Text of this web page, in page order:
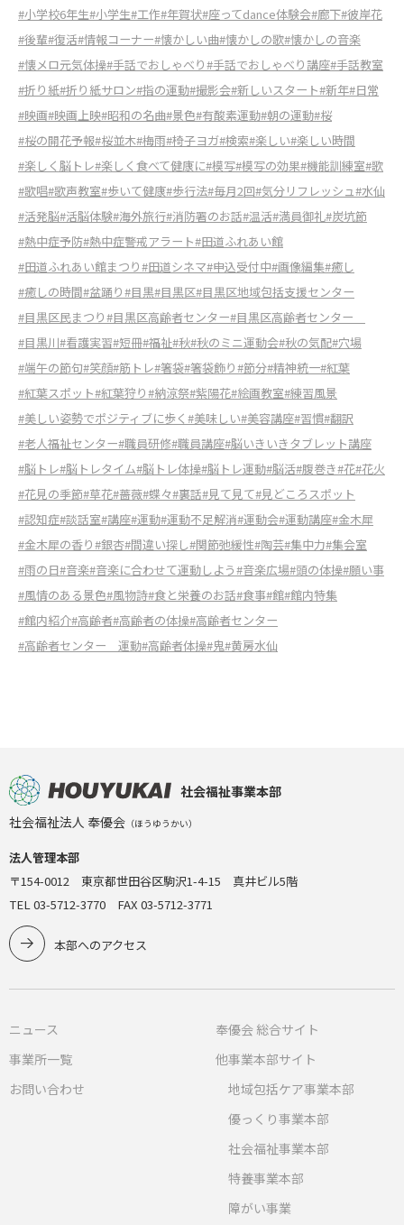
#小学校6年生#小学生#工作#年賀状#座ってdance体験会#廊下#彼岸花
#後輩#復活#情報コーナー#懐かしい曲#懐かしの歌#懐かしの音楽
#懐メロ元気体操#手話でおしゃべり#手話でおしゃべり講座#手話教室
#折り紙#折り紙サロン#指の運動#撮影会#新しいスタート#新年#日常
#映画#映画上映#昭和の名曲#景色#有酸素運動#朝の運動#桜
#桜の開花予報#桜並木#梅雨#椅子ヨガ#検索#楽しい#楽しい時間
#楽しく脳トレ#楽しく食べて健康に#模写#模写の効果#機能訓練室#歌
#歌唱#歌声教室#歩いて健康#歩行法#毎月2回#気分リフレッシュ#水仙
#活発脳#活脳体験#海外旅行#消防署のお話#温活#満員御礼#炭坑節
#熱中症予防#熱中症警戒アラート#田道ふれあい館
#田道ふれあい館まつり#田道シネマ#申込受付中#画像編集#癒し
#癒しの時間#盆踊り#目黒#目黒区#目黒区地域包括支援センター
#目黒区民まつり#目黒区高齢者センター#目黒区高齢者センター
#目黒川#看護実習#短冊#福祉#秋#秋のミニ運動会#秋の気配#穴場
#端午の節句#笑顔#筋トレ#箸袋#箸袋飾り#節分#精神統一#紅葉
#紅葉スポット#紅葉狩り#納涼祭#紫陽花#絵画教室#練習風景
#美しい姿勢でポジティブに歩く #美味しい#美容講座#習慣#翻訳
#老人福祉センター#職員研修#職員講座#脳いきいきタブレット講座
#脳トレ#脳トレタイム#脳トレ体操#脳トレ運動#脳活#腹巻き#花#花火
#花見の季節#草花#薔薇#蝶々#裏話#見て見て#見どころスポット
#認知症#談話室#講座#運動#運動不足解消#運動会#運動講座#金木犀
#金木犀の香り#銀杏#間違い探し#関節弛緩性#陶芸#集中力#集会室
#雨の日#音楽#音楽に合わせて運動しよう#音楽広場#頭の体操#願い事
#風情のある景色#風物詩#食と栄養のお話#食事#館#館内特集
#館内紹介#高齢者#高齢者の体操#高齢者センター
#高齢者センター 運動#高齢者体操#鬼#黄房水仙
社会福祉事業本部
社会福祉法人 奉優会 （ほうゆうかい）
法人管理本部
〒154-0012 東京都世田谷区駒沢1-4-15 真井ビル5階
TEL 03-5712-3770 FAX 03-5712-3771
本部へのアクセス
ニュース
事業所一覧
お問い合わせ
奉優会 総合サイト
他事業本部サイト
地域包括ケア事業本部
優っくり事業本部
社会福祉事業本部
特養事業本部
障がい事業